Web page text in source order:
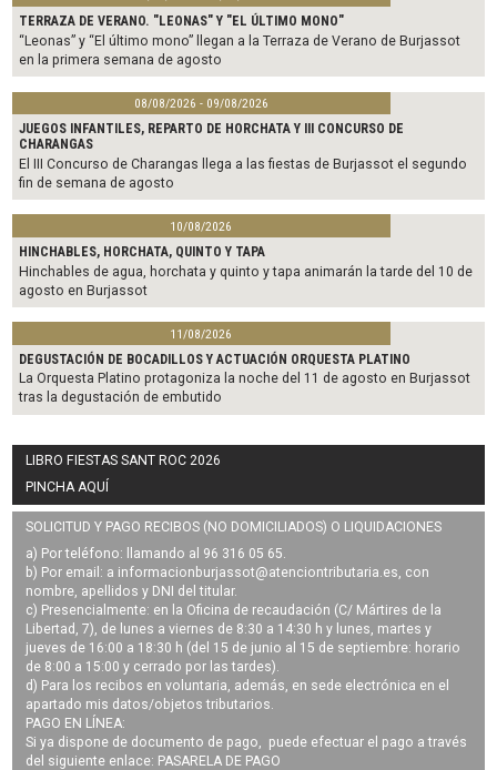
TERRAZA DE VERANO. "LEONAS" Y "EL ÚLTIMO MONO"
“Leonas” y “El último mono” llegan a la Terraza de Verano de Burjassot
en la primera semana de agosto
08/08/2026 - 09/08/2026
JUEGOS INFANTILES, REPARTO DE HORCHATA Y III CONCURSO DE
CHARANGAS
El III Concurso de Charangas llega a las fiestas de Burjassot el segundo
fin de semana de agosto
10/08/2026
HINCHABLES, HORCHATA, QUINTO Y TAPA
Hinchables de agua, horchata y quinto y tapa animarán la tarde del 10 de
agosto en Burjassot
11/08/2026
DEGUSTACIÓN DE BOCADILLOS Y ACTUACIÓN ORQUESTA PLATINO
La Orquesta Platino protagoniza la noche del 11 de agosto en Burjassot
tras la degustación de embutido
LIBRO FIESTAS SANT ROC 2026
PINCHA AQUÍ
SOLICITUD Y PAGO RECIBOS (NO DOMICILIADOS) O LIQUIDACIONES
a) Por teléfono: llamando al 96 316 05 65.
b) Por email: a informacionburjassot@atenciontributaria.es, con
nombre, apellidos y DNI del titular.
c) Presencialmente: en la Oficina de recaudación (C/ Mártires de la
Libertad, 7), de lunes a viernes de 8:30 a 14:30 h y lunes, martes y
jueves de 16:00 a 18:30 h (del 15 de junio al 15 de septiembre: horario
de 8:00 a 15:00 y cerrado por las tardes).
d) Para los recibos en voluntaria, además, en sede electrónica en el
apartado mis datos/objetos tributarios.
PAGO EN LÍNEA:
Si ya dispone de documento de pago, puede efectuar el pago a través
del siguiente enlace: PASARELA DE PAGO